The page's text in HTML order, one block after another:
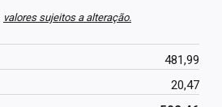
valores sujeitos a alteração.
481,99
20,47